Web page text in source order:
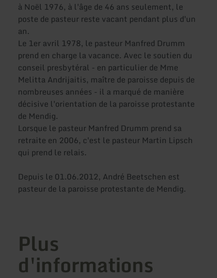
à Noël 1976, à l'âge de 46 ans seulement, le
poste de pasteur reste vacant pendant plus d'un
an.
Le 1er avril 1978, le pasteur Manfred Drumm
prend en charge la vacance. Avec le soutien du
conseil presbytéral - en particulier de Mme
Melitta Andrijaitis, maître de paroisse depuis de
nombreuses années - il a marqué de manière
décisive l'orientation de la paroisse protestante
de Mendig.
Lorsque le pasteur Manfred Drumm prend sa
retraite en 2006, c'est le pasteur Martin Lipsch
qui prend le relais.
Depuis le 01.06.2012, André Beetschen est
pasteur de la paroisse protestante de Mendig.
Plus
d'informations